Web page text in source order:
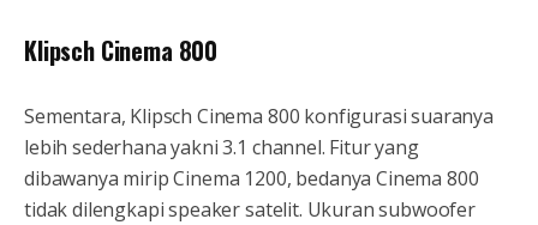
Klipsch Cinema 800
Sementara, Klipsch Cinema 800 konfigurasi suaranya
lebih sederhana yakni 3.1 channel. Fitur yang
dibawanya mirip Cinema 1200, bedanya Cinema 800
tidak dilengkapi speaker satelit. Ukuran subwoofer